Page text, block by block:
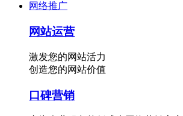
网络推广
网站运营
激发您的网站活力
创造您的网站价值
口碑营销